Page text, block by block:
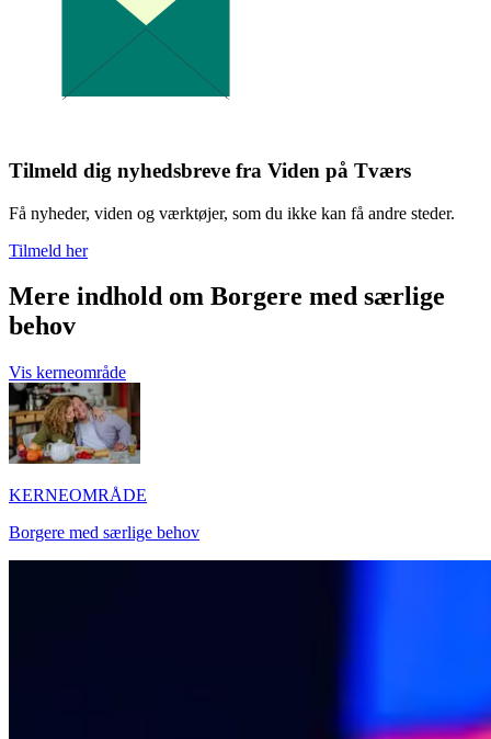
Tilmeld dig nyhedsbreve fra Viden på Tværs
Få nyheder, viden og værktøjer, som du ikke kan få andre steder.
Tilmeld her
Mere indhold om Borgere med særlige
behov
Vis kerneområde
KERNEOMRÅDE
Borgere med særlige behov